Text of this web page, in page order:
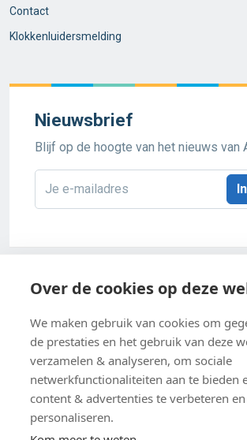
Contact
Klokkenluidersmelding
Nieuwsbrief
Blijf op de hoogte van het nieuws van
Privacybeleid
Cookie-instellingen
Over de cookies op deze
We maken gebruik van cookies om
de prestaties en het gebruik van deze
verzamelen & analyseren, om sociale
netwerkfunctionaliteiten aan te bieden
content & advertenties te verbeteren en
personaliseren.